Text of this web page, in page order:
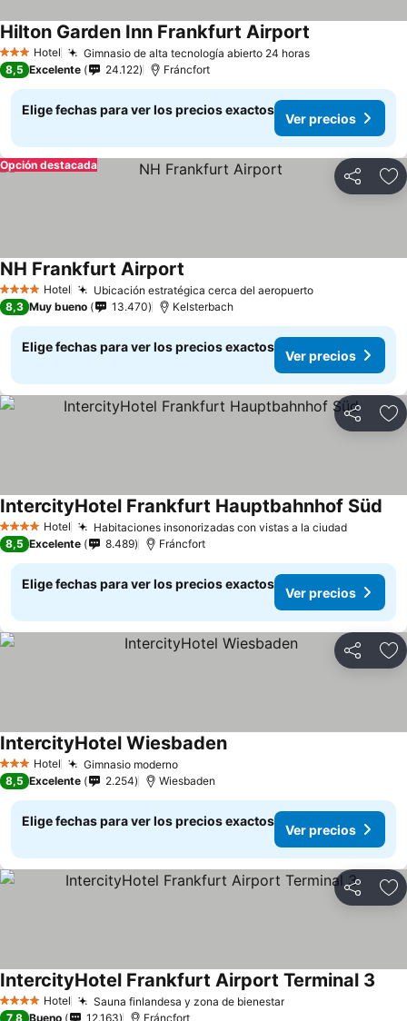
3 Estrellas
Hotel Gimnasio de alta tecnología abierto 24 horas
Hilton Garden Inn Frankfurt Airport
8,5 Excelente 24.122 Fráncfort
Elige fechas para ver los precios exactos
Ver precios
Compartir
Opción destacada
4 EstrellasHotel Ubicación estratégica cerca del aeropuerto
NH Frankfurt Airport
8,3 Muy bueno 13.470 Kelsterbach
Elige fechas para ver los precios exactos
Ver precios
Compartir
4 EstrellasHotel Habitaciones insonorizadas con vistas a la ciudad
IntercityHotel Frankfurt Hauptbahnhof Süd
8,5 Excelente 8.489 Fráncfort
Elige fechas para ver los precios exactos
Ver precios
Compartir
3 Estrellas
Hotel Gimnasio moderno
IntercityHotel Wiesbaden
8,5 Excelente 2.254 Wiesbaden
Elige fechas para ver los precios exactos
Ver precios
Compartir
4 EstrellasHotel Sauna finlandesa y zona de bienestar
IntercityHotel Frankfurt Airport Terminal 3
7,8 Bueno 12.163 Fráncfort